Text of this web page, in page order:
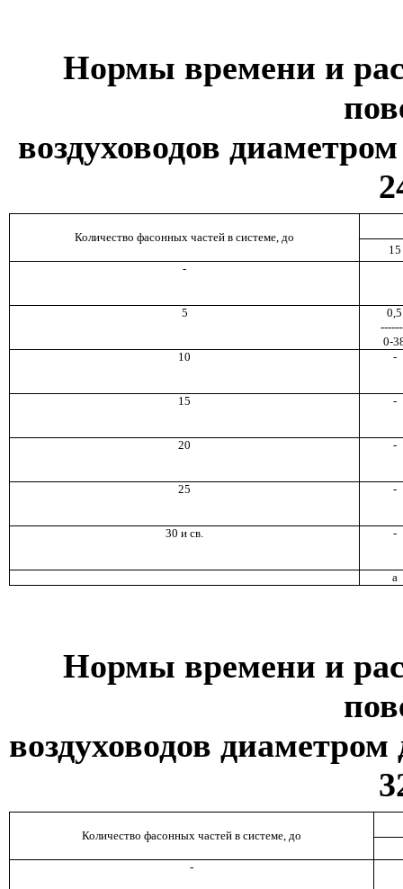
Нормы времени и
воздуховодов
Количество фасонных частей в системе, до
15
-
5
0,5
0-
10
-
15 -
20 -
25 -
30 и св. -
а
Нормы времени и
воздуховодов
Количество фасонных частей в системе, до
-